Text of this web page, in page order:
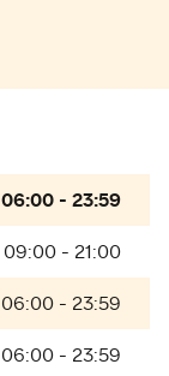
06:00 - 23:59
09:00 - 21:00
06:00 - 23:59
06:00 - 23:59